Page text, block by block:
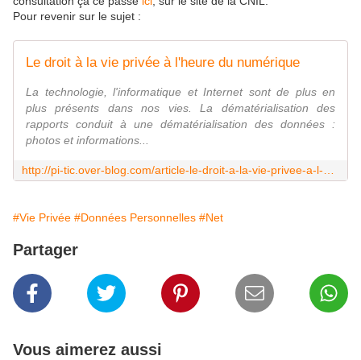
Pour revenir sur le sujet :
Le droit à la vie privée à l'heure du numérique
La technologie, l'informatique et Internet sont de plus en
plus présents dans nos vies. La dématérialisation des
rapports conduit à une dématérialisation des données :
photos et informations...
#Vie Privée #Données Personnelles #Net
Partager
Vous aimerez aussi